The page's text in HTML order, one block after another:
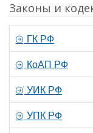
Законы и
ГК РФ
КоАП РФ
УИК РФ
УПК РФ